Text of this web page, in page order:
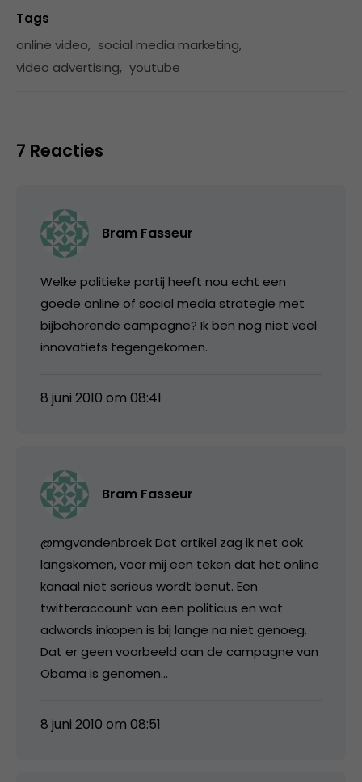
Tags
online video, social media marketing,
video advertising, youtube
7 Reacties
Bram Fasseur
Welke politieke partij heeft nou echt een
goede online of social media strategie met
bijbehorende campagne? Ik ben nog niet veel
innovatiefs tegengekomen.
8 juni 2010 om 08:41
Bram Fasseur
@mgvandenbroek Dat artikel zag ik net ook
langskomen, voor mij een teken dat het online
kanaal niet serieus wordt benut. Een
twitteraccount van een politicus en wat
adwords inkopen is bij lange na niet genoeg.
Dat er geen voorbeeld aan de campagne van
Obama is genomen…
8 juni 2010 om 08:51